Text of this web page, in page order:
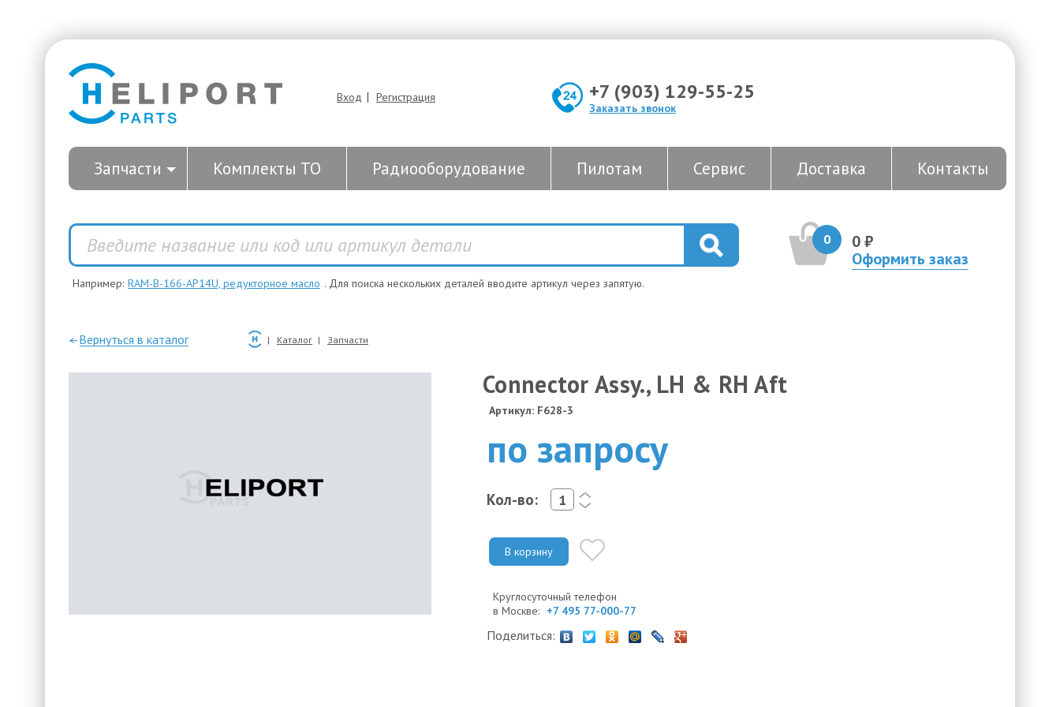
Вход | Регистрация +7 (903) 129-55-25
Заказать звонок
Запчасти Комплекты ТО Радиооборудование Пилотам Сервис Доставка Контакты
0
0 ₽
Оформить заказ
Например: RAM-B-166-AP14U, редукторное масло . Для поиска нескольких деталей вводите артикул через запятую.
—Вернуться в каталог Каталог Запчасти
Connector Assy., LH & RH Aft
Артикул: F628-3
по запросу
Кол-во:
<
>
В корзину
Круглосуточный телефон
в Москве: +7 495 77-000-77
Поделиться: